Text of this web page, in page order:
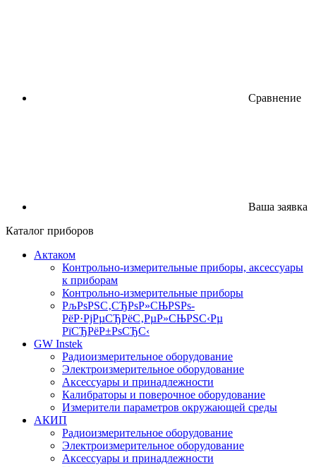
Сравнение
Ваша заявка
Каталог приборов
Актаком
Контрольно-измерительные приборы, аксессуары
к приборам
Контрольно-измерительные приборы
РљРѕРЅС‚СЂРѕР»СЊРЅРѕ-
РёР·РјРµСЂРёС‚РµР»СЊРЅС‹Рµ
РїСЂРёР±РѕСЂС‹
GW Instek
Радиоизмерительное оборудование
Электроизмерительное оборудование
Аксессуары и принадлежности
Калибраторы и поверочное оборудование
Измерители параметров окружающей среды
АКИП
Радиоизмерительное оборудование
Электроизмерительное оборудование
Аксессуары и принадлежности